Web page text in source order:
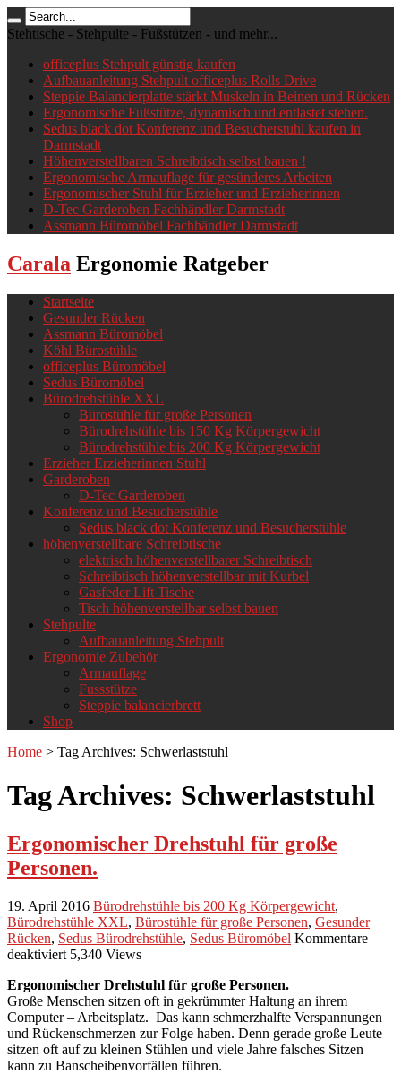
Stehtische - Stehpulte - Fußstützen - und mehr...
officeplus Stehpult günstig kaufen
Aufbauanleitung Stehpult officeplus Rolls Drive
Steppie Balancierplatte stärkt Muskeln in Beinen und Rücken
Ergonomische Fußstütze, dynamisch und entlastet stehen.
Sedus black dot Konferenz und Besucherstuhl kaufen in
Darmstadt
Höhenverstellbaren Schreibtisch selbst bauen !
Ergonomische Armauflage für gesünderes Arbeiten
Ergonomischer Stuhl für Erzieher und Erzieherinnen
D-Tec Garderoben Fachhändler Darmstadt
Assmann Büromöbel Fachhändler Darmstadt
Carala Ergonomie Ratgeber
Startseite
Gesunder Rücken
Assmann Büromöbel
Köhl Bürostühle
officeplus Büromöbel
Sedus Büromöbel
Bürodrehstühle XXL
Bürostühle für große Personen
Bürodrehstühle bis 150 Kg Körpergewicht
Bürodrehstühle bis 200 Kg Körpergewicht
Erzieher Erzieherinnen Stuhl
Garderoben
D-Tec Garderoben
Konferenz und Besucherstühle
Sedus black dot Konferenz und Besucherstühle
höhenverstellbare Schreibtische
elektrisch höhenverstellbarer Schreibtisch
Schreibtisch höhenverstellbar mit Kurbel
Gasfeder Lift Tische
Tisch höhenverstellbar selbst bauen
Stehpulte
Aufbauanleitung Stehpult
Ergonomie Zubehör
Armauflage
Fussstütze
Steppie balancierbrett
Shop
Home > Tag Archives: Schwerlaststuhl
Tag Archives: Schwerlaststuhl
Ergonomischer Drehstuhl für große
Personen.
19. April 2016 Bürodrehstühle bis 200 Kg Körpergewicht,
Bürodrehstühle XXL, Bürostühle für große Personen, Gesunder
Rücken, Sedus Bürodrehstühle, Sedus Büromöbel Kommentare
deaktiviertfür
Drehstuhl
für
große
Personen.
5,340 Views
Ergonomischer Drehstuhl für große Personen.
Große Menschen sitzen oft in gekrümmter Haltung an ihrem
Computer – Arbeitsplatz. Das kann schmerzhalfte Verspannungen
und Rückenschmerzen zur Folge haben. Denn gerade große Leute
sitzen oft auf zu kleinen Stühlen und viele Jahre falsches Sitzen
kann zu Banscheibenvorfällen führen.